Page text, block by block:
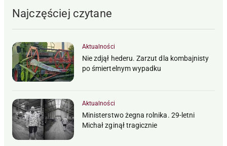
Najczęściej czytane
Aktualności
Nie zdjął hederu. Zarzut dla kombajnisty
po śmiertelnym wypadku
Aktualności
Ministerstwo żegna rolnika. 29-letni
Michał zginął tragicznie